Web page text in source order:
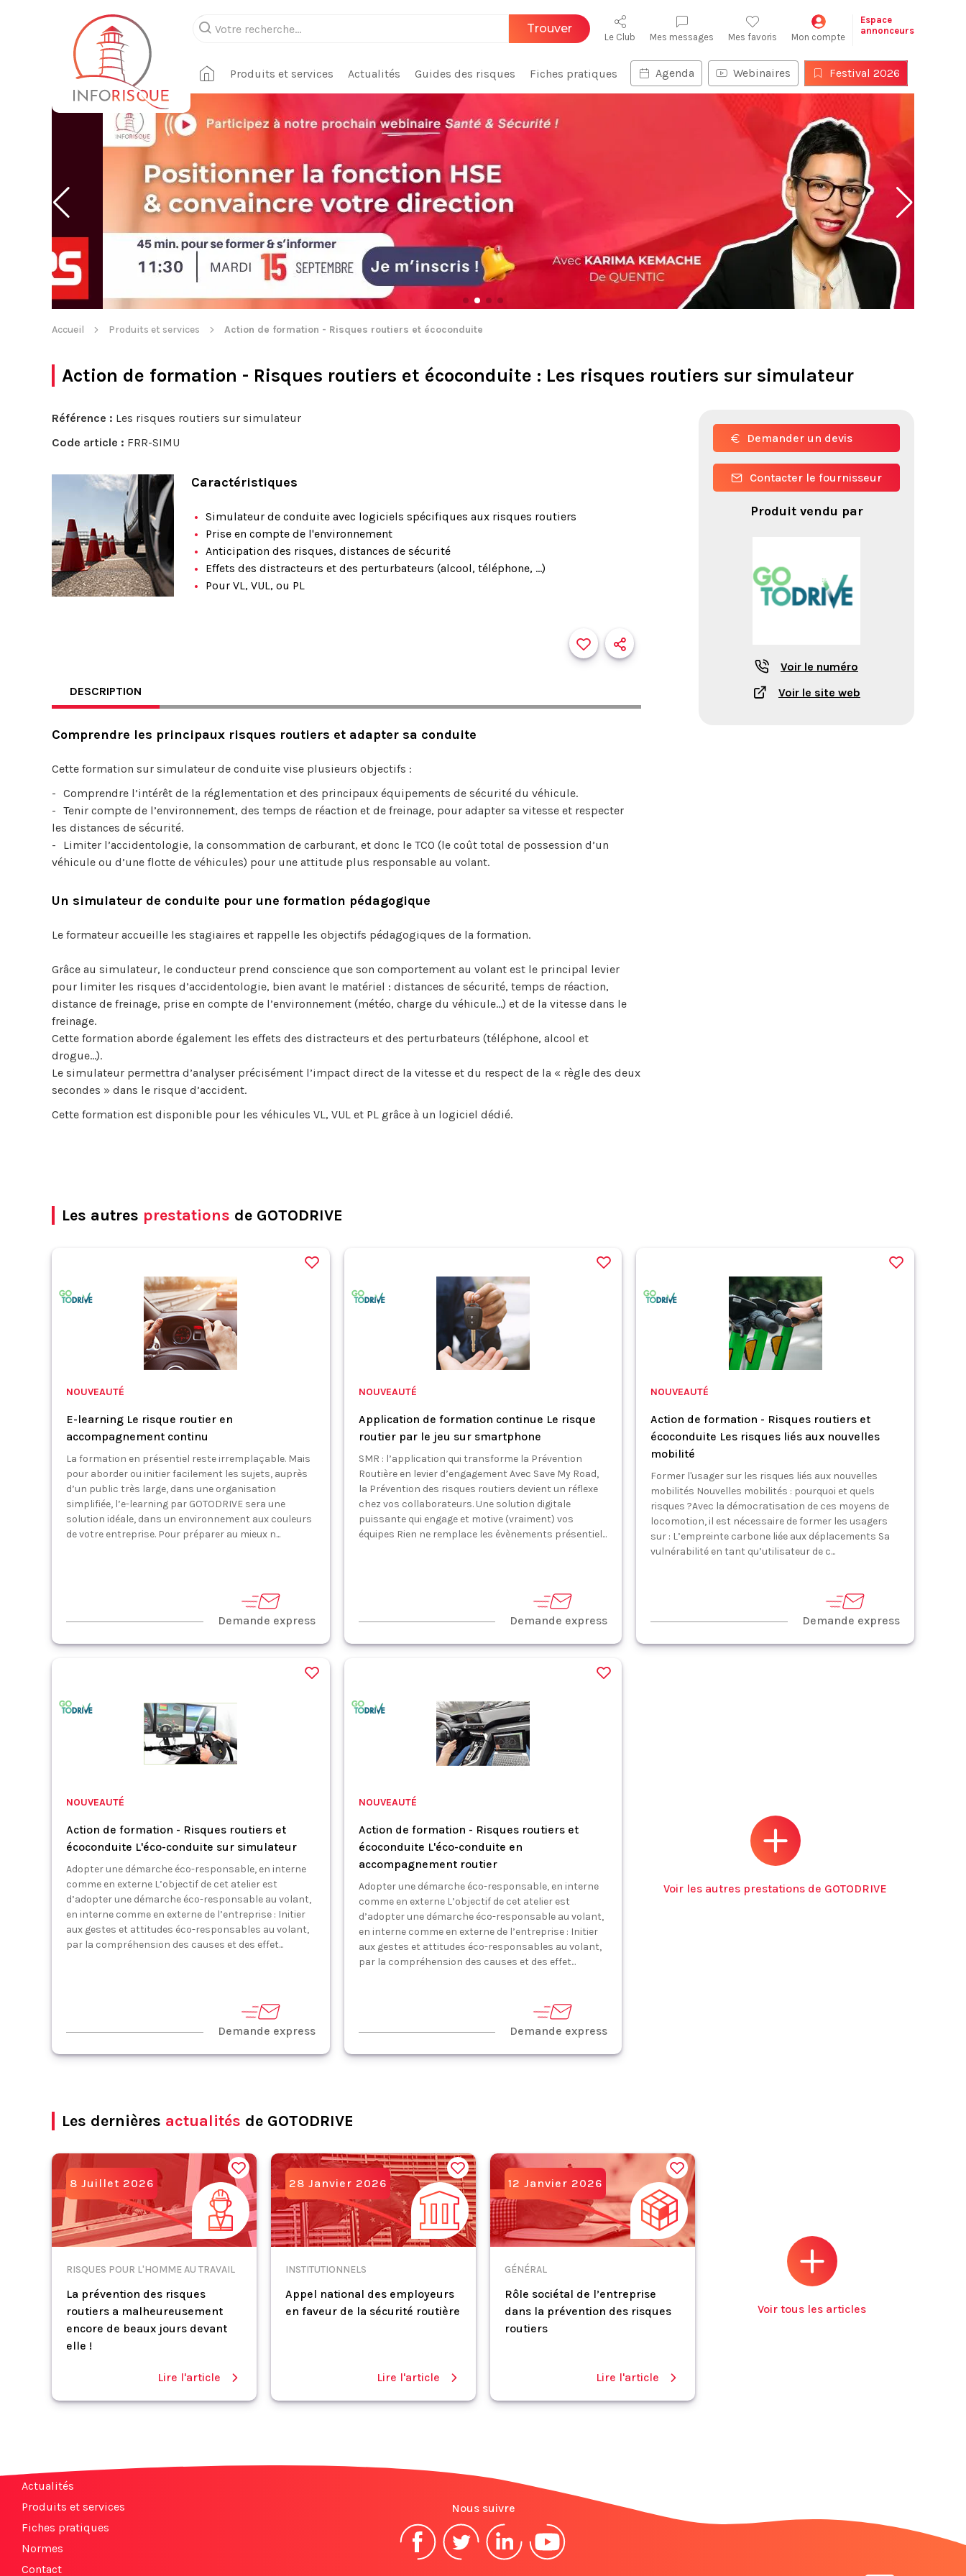
Trouver
Le Club Mes messages Mes favoris Mon compte
Espace
annonceurs
Produits et services Actualités Guides des risques Fiches pratiques Agenda Webinaires Festival 2026
Accueil Produits et services Action de formation - Risques routiers et écoconduite
Action de formation - Risques routiers et écoconduite : Les risques routiers sur simulateur
Référence : Les risques routiers sur simulateur
Code article : FRR-SIMU
Caractéristiques
Simulateur de conduite avec logiciels spécifiques aux risques routiers
Prise en compte de l'environnement
Anticipation des risques, distances de sécurité
Effets des distracteurs et des perturbateurs (alcool, téléphone, ...)
Pour VL, VUL, ou PL
DESCRIPTION
Comprendre les principaux risques routiers et adapter sa conduite
Cette formation sur simulateur de conduite vise plusieurs objectifs :
Comprendre l’intérêt de la réglementation et des principaux équipements de sécurité du véhicule.
Tenir compte de l’environnement, des temps de réaction et de freinage, pour adapter sa vitesse et respecter
les distances de sécurité.
Limiter l’accidentologie, la consommation de carburant, et donc le TCO (le coût total de possession d’un
véhicule ou d’une flotte de véhicules) pour une attitude plus responsable au volant.
Un simulateur de conduite pour une formation pédagogique
Le formateur accueille les stagiaires et rappelle les objectifs pédagogiques de la formation.
Grâce au simulateur, le conducteur prend conscience que son comportement au volant est le principal levier
pour limiter les risques d’accidentologie, bien avant le matériel : distances de sécurité, temps de réaction,
distance de freinage, prise en compte de l’environnement (météo, charge du véhicule…) et de la vitesse dans le
freinage.
Cette formation aborde également les effets des distracteurs et des perturbateurs (téléphone, alcool et
drogue…).
Le simulateur permettra d’analyser précisément l’impact direct de la vitesse et du respect de la « règle des deux
secondes » dans le risque d’accident.
Cette formation est disponible pour les véhicules VL, VUL et PL grâce à un logiciel dédié.
Demander un devis
Contacter le fournisseur
Produit vendu par
Voir le numéro
Voir le site web
Les autres prestations de GOTODRIVE
NOUVEAUTÉ
E-learning Le risque routier en
accompagnement continu
La formation en présentiel reste irremplaçable. Mais
pour aborder ou initier facilement les sujets, auprès
d’un public très large, dans une organisation
simplifiée, l’e-learning par GOTODRIVE sera une
solution idéale, dans un environnement aux couleurs
de votre entreprise. Pour préparer au mieux n...
Demande express
NOUVEAUTÉ
Application de formation continue Le risque
routier par le jeu sur smartphone
SMR : l’application qui transforme la Prévention
Routière en levier d’engagement Avec Save My Road,
la Prévention des risques routiers devient un réflexe
chez vos collaborateurs. Une solution digitale
puissante qui engage et motive (vraiment) vos
équipes Rien ne remplace les évènements présentiel...
Demande express
NOUVEAUTÉ
Action de formation - Risques routiers et
écoconduite Les risques liés aux nouvelles
mobilité
Former l'usager sur les risques liés aux nouvelles
mobilités Nouvelles mobilités : pourquoi et quels
risques ?Avec la démocratisation de ces moyens de
locomotion, il est nécessaire de former les usagers
sur : L’empreinte carbone liée aux déplacements Sa
vulnérabilité en tant qu’utilisateur de c...
Demande express
NOUVEAUTÉ
Action de formation - Risques routiers et
écoconduite L'éco-conduite sur simulateur
Adopter une démarche éco-responsable, en interne
comme en externe L’objectif de cet atelier est
d’adopter une démarche éco-responsable au volant,
en interne comme en externe de l’entreprise : Initier
aux gestes et attitudes éco-responsables au volant,
par la compréhension des causes et des effet...
Demande express
NOUVEAUTÉ
Action de formation - Risques routiers et
écoconduite L'éco-conduite en
accompagnement routier
Adopter une démarche éco-responsable, en interne
comme en externe L’objectif de cet atelier est
d’adopter une démarche éco-responsable au volant,
en interne comme en externe de l’entreprise : Initier
aux gestes et attitudes éco-responsables au volant,
par la compréhension des causes et des effet...
Demande express
Voir les autres prestations de GOTODRIVE
Les dernières actualités de GOTODRIVE
8 Juillet 2026
RISQUES POUR L'HOMME AU TRAVAIL
La prévention des risques
routiers a malheureusement
encore de beaux jours devant
elle !
Lire l'article
28 Janvier 2026
INSTITUTIONNELS
Appel national des employeurs
en faveur de la sécurité routière
Lire l'article
12 Janvier 2026
GÉNÉRAL
Rôle sociétal de l’entreprise
dans la prévention des risques
routiers
Lire l'article
Voir tous les articles
Actualités
Produits et services
Fiches pratiques
Normes
Contact
Nous suivre